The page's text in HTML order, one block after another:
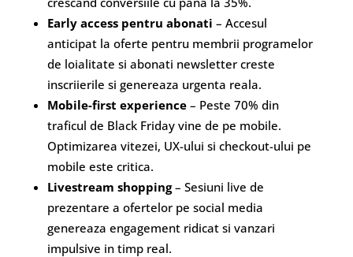
Early access pentru abonati – Accesul
anticipat la oferte pentru membrii programelor
de loialitate si abonati newsletter creste
inscriierile si genereaza urgenta reala.
Mobile-first experience– Peste 70% din
traficul de Black Friday vine de pe mobile.
Optimizarea vitezei, UX-ului si checkout-ului pe
mobile este critica.
Livestream shopping– Sesiuni live de
prezentare a ofertelor pe social media
genereaza engagement ridicat si vanzari
impulsive in timp real.